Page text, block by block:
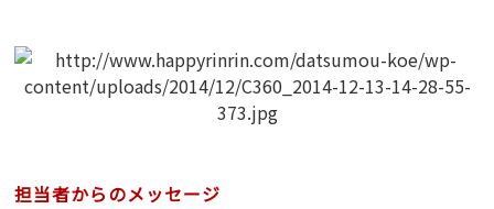
担当者からのメッセージ